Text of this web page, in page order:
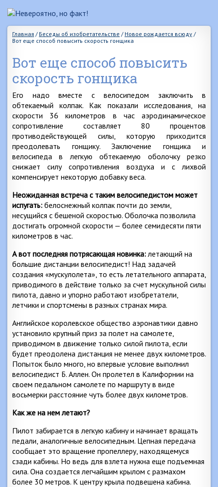
Главная / Беседы об изобретательстве / Новое рождается всюду /
Вот еще способ повысить скорость гонщика
Вот еще способ повысить
скорость гонщика
Его надо вместе с велосипедом заключить в
обтекаемый колпак. Как показали исследования, на
скорости 36 километров в час аэродинамическое
сопротивление составляет 80 процентов
противодействующей силы, которую приходится
преодолевать гонщику. Заключение гонщика и
велосипеда в легкую обтекаемую оболочку резко
снижает силу сопротивления воздуха и с лихвой
компенсирует некоторую добавку веса.
Неожиданная встреча с таким велосипедистом может
испугать: белоснежный колпак почти до земли,
несущийся с бешеной скоростью. Оболочка позволила
достигать огромной скорости — более семидесяти пяти
километров в час.
А вот последняя потрясающая новинка: летающий на
большие дистанции велосипедист! Над задачей
создания «мускулолета», то есть летательного аппарата,
приводимого в действие только за счет мускульной силы
пилота, давно и упорно работают изобретатели,
летчики и спортсмены в разных странах мира.
Английское королевское общество аэронавтики давно
установило крупный приз за полет на самолете,
приводимом в движение только силой пилота, если
будет преодолена дистанция не менее двух километров.
Попыток было много, но впервые условие выполнил
велосипедист Б. Аллен. Он пролетел в Калифорнии на
своем педальном самолете по маршруту в виде
восьмерки расстояние чуть более двух километров.
Как же на нем летают?
Пилот забирается в легкую кабину и начинает вращать
педали, аналогичные велосипедным. Цепная передача
сообщает это вращение пропеллеру, находящемуся
сзади кабины. Но ведь для взлета нужна еще подъемная
сила. Она создается легчайшим крылом с размахом
более 30 метров. К центру крыла подвешена кабина.